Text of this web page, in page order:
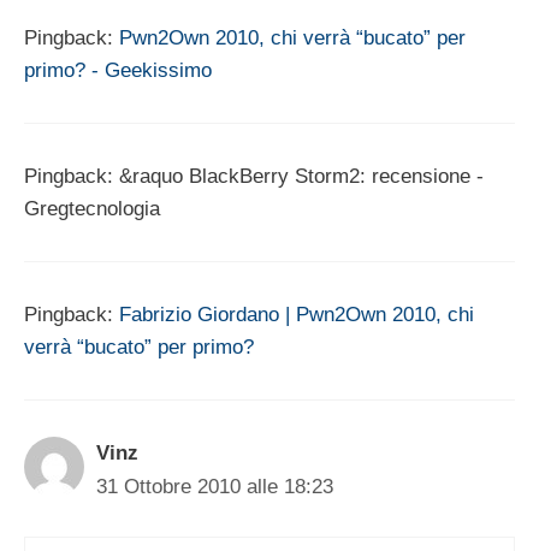
Pingback: Pwn2Own 2010, chi verrà “bucato” per
primo? - Geekissimo
Pingback: &raquo BlackBerry Storm2: recensione -
Gregtecnologia
Pingback: Fabrizio Giordano | Pwn2Own 2010, chi
verrà “bucato” per primo?
Vinz
31 Ottobre 2010 alle 18:23